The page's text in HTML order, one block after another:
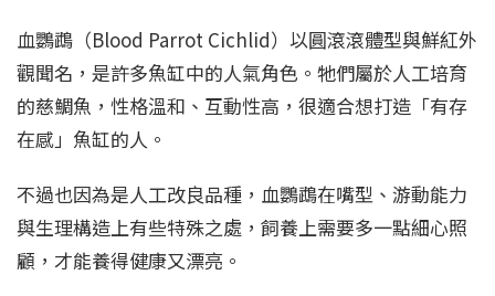
血鸚鵡（Blood Parrot Cichlid）以圓滾滾體型與鮮紅外
觀聞名，是許多魚缸中的人氣角色。牠們屬於人工培育
的慈鯛魚，性格溫和、互動性高，很適合想打造「有存
在感」魚缸的人。
不過也因為是人工改良品種，血鸚鵡在嘴型、游動能力
與生理構造上有些特殊之處，飼養上需要多一點細心照
顧，才能養得健康又漂亮。